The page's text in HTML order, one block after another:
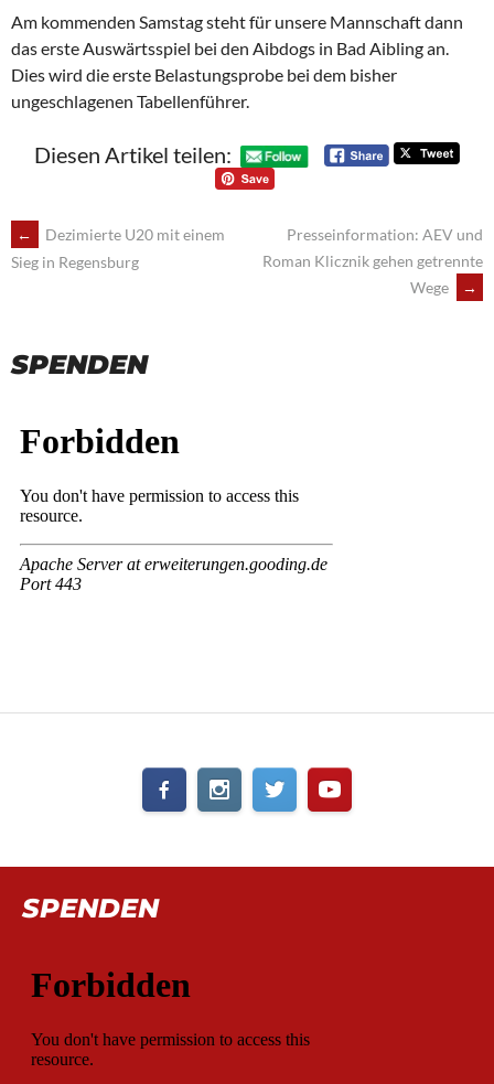
Am kommenden Samstag steht für unsere Mannschaft dann
das erste Auswärtsspiel bei den Aibdogs in Bad Aibling an.
Dies wird die erste Belastungsprobe bei dem bisher
ungeschlagenen Tabellenführer.
Diesen Artikel teilen:
POST
←
Dezimierte U20 mit einem
Sieg in Regensburg
Presseinformation: AEV und
Roman Klicznik gehen getrennte
Wege
→
SPENDEN
SPENDEN